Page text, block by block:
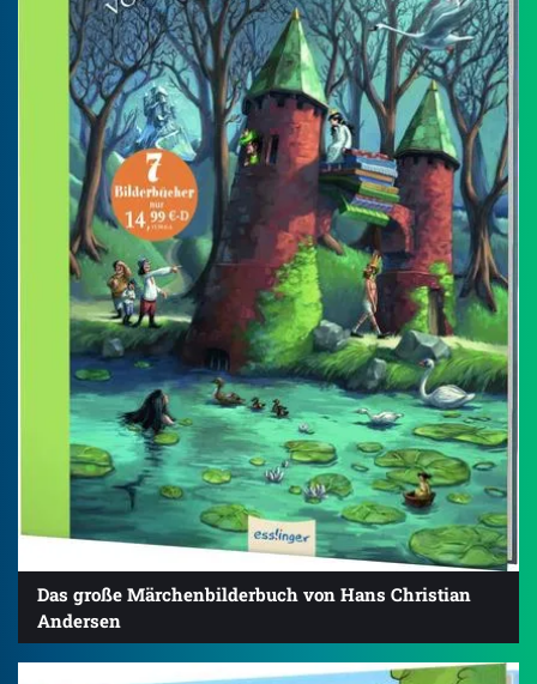
Das große Märchenbilderbuch von Hans Christian
Andersen